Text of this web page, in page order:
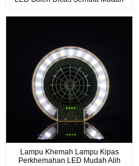
Wayarles Bluetooth
Lampu Khemah Lampu Kipas
Perkhemahan LED Mudah Alih